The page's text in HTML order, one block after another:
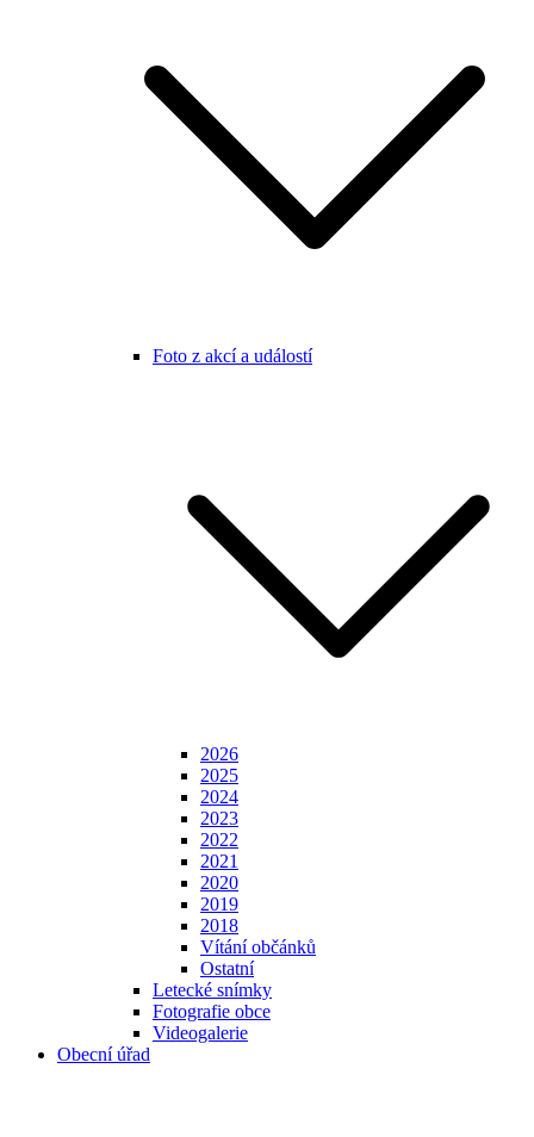
Foto z akcí a událostí
2026
2025
2024
2023
2022
2021
2020
2019
2018
Vítání občánků
Ostatní
Letecké snímky
Fotografie obce
Videogalerie
Obecní úřad